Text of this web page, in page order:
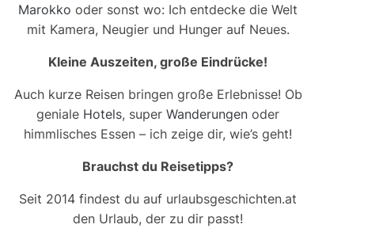
Marokko oder sonst wo: Ich entdecke die Welt
mit Kamera, Neugier und Hunger auf Neues.
Kleine Auszeiten, große Eindrücke!
Auch kurze Reisen bringen große Erlebnisse! Ob
geniale Hotels, super Wanderungen oder
himmlisches Essen – ich zeige dir, wie’s geht!
Brauchst du Reisetipps?
Seit 2014 findest du auf urlaubsgeschichten.at
den Urlaub, der zu dir passt!